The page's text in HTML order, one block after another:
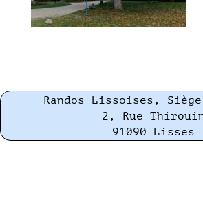
Randos Lissoises,
2, Rue
91090 Lisses